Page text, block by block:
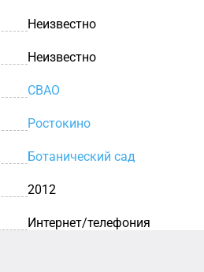
Неизвестно
Неизвестно
СВАО
Ростокино
Ботанический сад
2012
Интернет/телефония